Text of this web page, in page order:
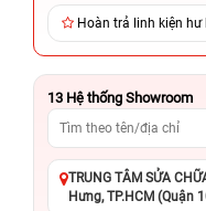
Hoàn trả linh kiện
13 Hệ thống Showroom
TRUNG TÂM SỬA
Hưng, TP.HCM (Quận